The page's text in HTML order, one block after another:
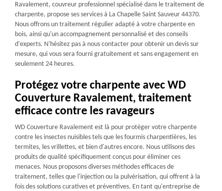
Ravalement, couvreur professionnel spécialisé dans le traitement de
charpente, propose ses services à La Chapelle Saint Sauveur 44370.
Nous offrons un traitement régulier adapté à votre charpente en
bois, ainsi qu'un accompagnement personnalisé et des conseils
d'experts. N'hésitez pas à nous contacter pour obtenir un devis sur
mesure, qui vous sera fourni gratuitement et sans engagement en
seulement 24 heures.
Protégez votre charpente avec WD
Couverture Ravalement, traitement
efficace contre les ravageurs
WD Couverture Ravalement est là pour protéger votre charpente
contre les insectes nuisibles tels que les fourmis charpentières, les
termites, les vrillettes, et bien d'autres encore. Nous utilisons des
produits de qualité spécifiquement conçus pour éliminer ces
menaces. Nous proposons diverses méthodes efficaces de
traitement, telles que l'injection ou la pulvérisation, qui offrent à la
fois des solutions curatives et préventives. En tant qu'entreprise de